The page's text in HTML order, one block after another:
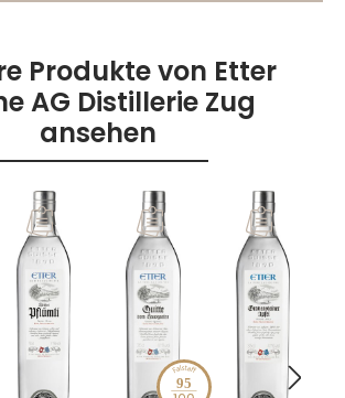
Produkte von Etter
AG Distillerie Zug
ansehen
95